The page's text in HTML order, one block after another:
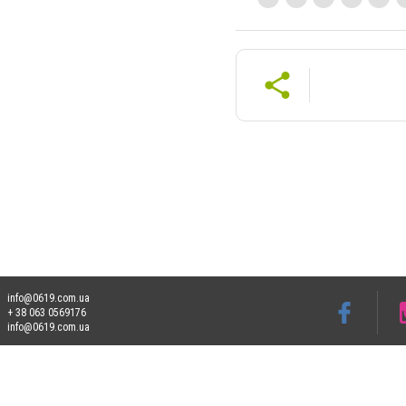
info@0619.com.ua
+ 38 063 0569176
info@0619.com.ua